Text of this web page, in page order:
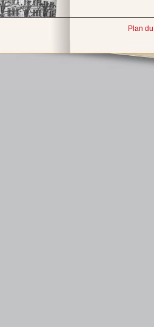
Plan